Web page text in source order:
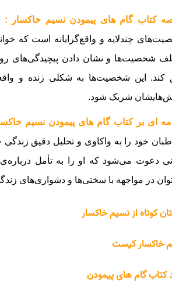
کتاب گام های پیمودن نسیم خاکسار :
چندلایه و واقع‌گرایانه است که
شخصیت‌ها و نشان دادن پیچیدگی‌های
کند. این شخصیت‌ها به شکلی زنده و
شریک شود.
ای بر کتاب گام های پیمودن نسیم
خود را به واکاوی و تحلیل دقیق
دعوت می‌شود که او را به تأمل
در مواجهه با سختی‌ها و دشواری‌های
کوتاه از نسیم خاکسار
خاکسار کیست
کتاب گام های پیمودن